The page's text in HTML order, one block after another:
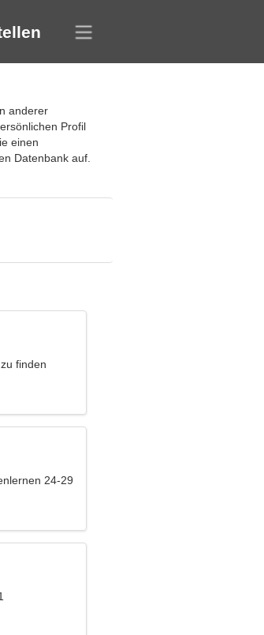
anderer
Profil
einen
Datenbank auf.
finden
24-29